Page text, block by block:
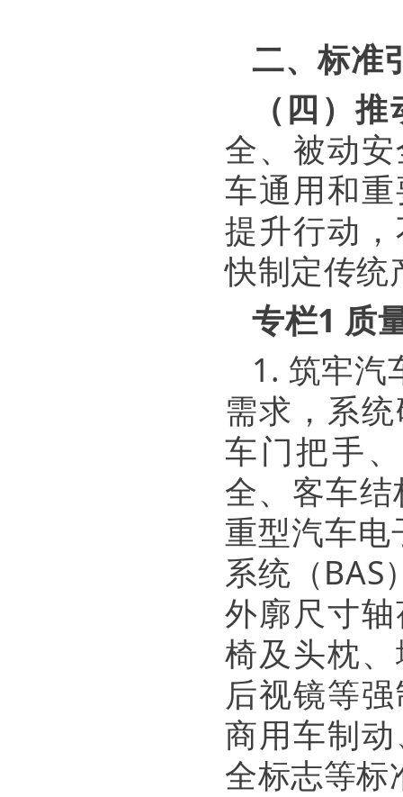
二、标准
（四）
全、被动
车通用和
提升行动
快制定传统
专栏1 质
1. 筑牢汽
需求，系
车门把手
全、客车
重型汽车电
系统（
外廓尺寸
椅及头枕
后视镜等
商用车制
全标志等标